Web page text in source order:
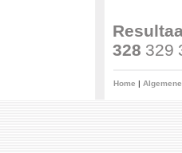
328 329
Home |